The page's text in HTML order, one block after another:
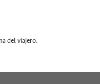
del viajero.